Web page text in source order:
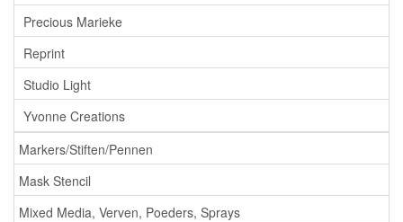
Precious Marieke
Reprint
Studio Light
Yvonne Creations
Markers/Stiften/Pennen
Mask Stencil
Mixed Media, Verven, Poeders, Sprays